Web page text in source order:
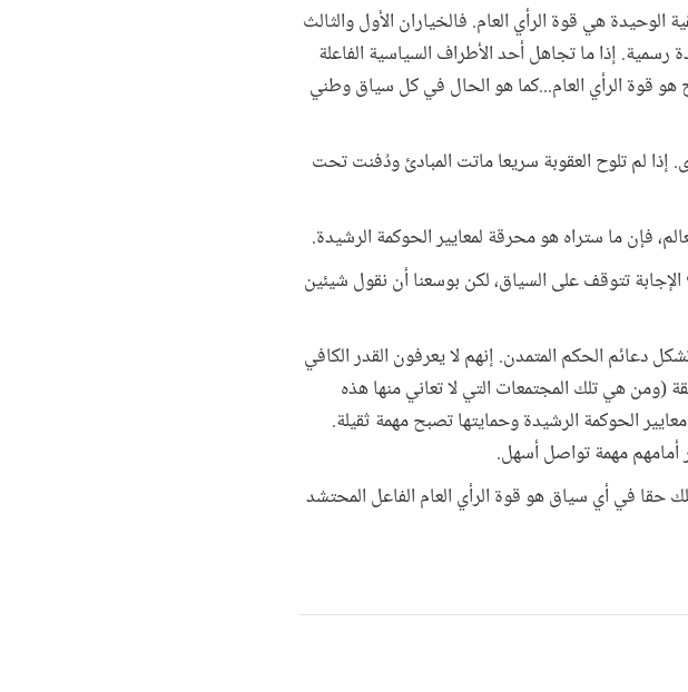
هي قوة الرأي العام. فالخياران الأول والثالث
إذا ما تجاهل أحد الأطراف السياسية الفاعلة
هو قوة الرأي العام...كما هو الحال في كل سياق وطني
لم تلوح العقوبة سريعا ماتت المبادئ ودُفنت تحت
فإن ما ستراه هو محرقة لمعايير الحوكمة الرشيدة.
الإجابة تتوقف على السياق، لكن بوسعنا أن نقول شيئين
دعائم الحكم المتمدن. إنهم لا يعرفون القدر الكافي
(ومن هي تلك المجتمعات التي لا تعاني منها هذه
الحوكمة الرشيدة وحمايتها تصبح مهمة ثقيلة.
أمامهم مهمة تواصل أسهل.
حقا في أي سياق هو قوة الرأي العام الفاعل المحتشد